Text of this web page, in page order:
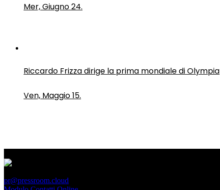
Mer, Giugno 24.
Riccardo Frizza dirige la prima mondiale di Olympia
Ven, Maggio 15.
pr@pressroom.cloud